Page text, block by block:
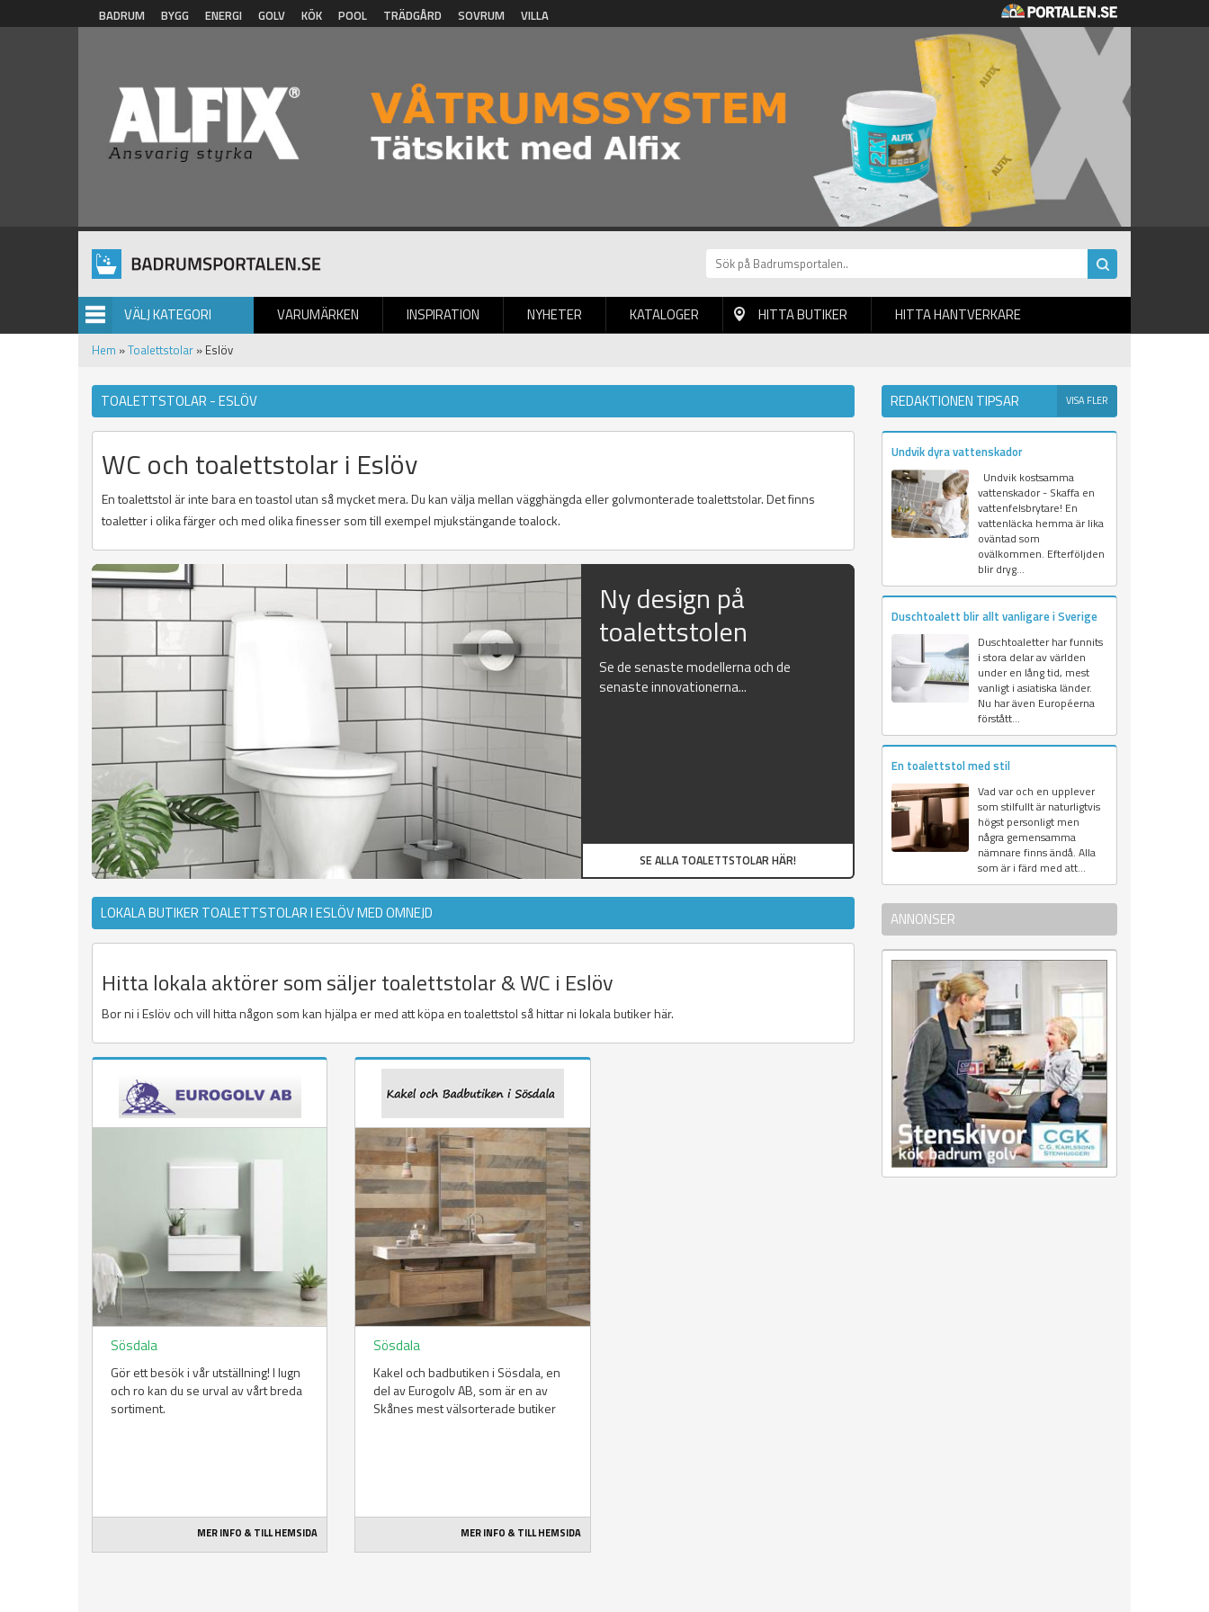
Hoppa till huvudinnehåll
BADRUM BYGG ENERGI GOLV KÖK POOL TRÄDGÅRD SOVRUM VILLA
VÄLJ KATEGORI VARUMÄRKEN INSPIRATION NYHETER
BILDGALLERI KATALOGER HITTA BUTIKER HITTA HANTVERKARE
Hem »Toalettstolar » Eslöv
TOALETTSTOLAR - ESLÖV
WC och toalettstolar i Eslöv
En toalettstol är inte bara en toastol utan så mycket mera. Du kan välja mellan vägghängda eller golvmonterade toalettstolar. Det finns
toaletter i olika färger och med olika finesser som till exempel mjukstängande toalock.
Ny design på
toalettstolen
Se de senaste modellerna och de
senaste innovationerna...
SE ALLA TOALETTSTOLAR HÄR!
LOKALA BUTIKER TOALETTSTOLAR I ESLÖV MED OMNEJD
Hitta lokala aktörer som säljer toalettstolar & WC i Eslöv
Bor ni i Eslöv och vill hitta någon som kan hjälpa er med att köpa en toalettstol så hittar ni lokala butiker här.
Sösdala
Gör ett besök i vår utställning! I lugn
och ro kan du se urval av vårt breda
sortiment.
MER INFO & TILL HEMSIDA
Sösdala
Kakel och badbutiken i Sösdala, en
del av Eurogolv AB, som är en av
Skånes mest välsorterade butiker
MER INFO & TILL HEMSIDA
REDAKTIONEN TIPSAR VISA FLER
Undvik dyra vattenskador
Undvik kostsamma
vattenskador - Skaffa en
vattenfelsbrytare! En
vattenläcka hemma är lika
oväntad som
ovälkommen. Efterföljden
blir dryg...
Duschtoalett blir allt vanligare i Sverige
Duschtoaletter har funnits
i stora delar av världen
under en lång tid, mest
vanligt i asiatiska länder.
Nu har även Européerna
förstått...
En toalettstol med stil
Vad var och en upplever
som stilfullt är naturligtvis
högst personligt men
några gemensamma
nämnare finns ändå. Alla
som är i färd med att...
ANNONSER